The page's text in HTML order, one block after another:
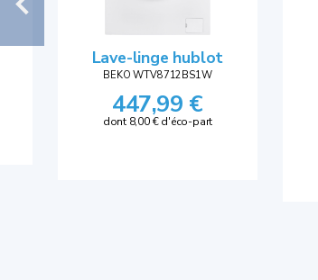
Lave-linge hublot
BEKO WTV8712BS1W
447,99 €
dont 8,00 € d'éco-part